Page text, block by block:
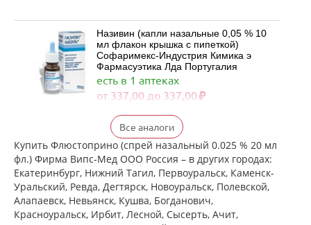
Називин (капли назальные 0,05 % 10
мл флакон крышка с пипеткой)
Софаримекс-Индустрия Кимика э
Фармасуэтика Лда Португалия
есть в 1 аптеках
от 337,00 до 337,00
Називин (капли назальные 0,025 %
10 мл флакон крышка с пипеткой)
Софаримекс-Индустрия Кимика э
Фармасуэтика Лда Португалия
есть в 1 аптеках
от 310,00 до 310,00
Називин (капли назальные 0,01 % 5
мл флакон крышка с пипеткой)
Все аналоги
Купить Флюстоприно (спрей назальный 0.025 % 20 мл
фл.) Фирма Випс-Мед ООО Россия – в других городах:
Екатеринбург, Нижний Тагил, Первоуральск, Каменск-
Уральский, Ревда, Дегтярск, Новоуральск, Полевской,
Алапаевск, Невьянск, Кушва, Богданович,
Красноуральск, Ирбит, Лесной, Сысерть, Ачит,